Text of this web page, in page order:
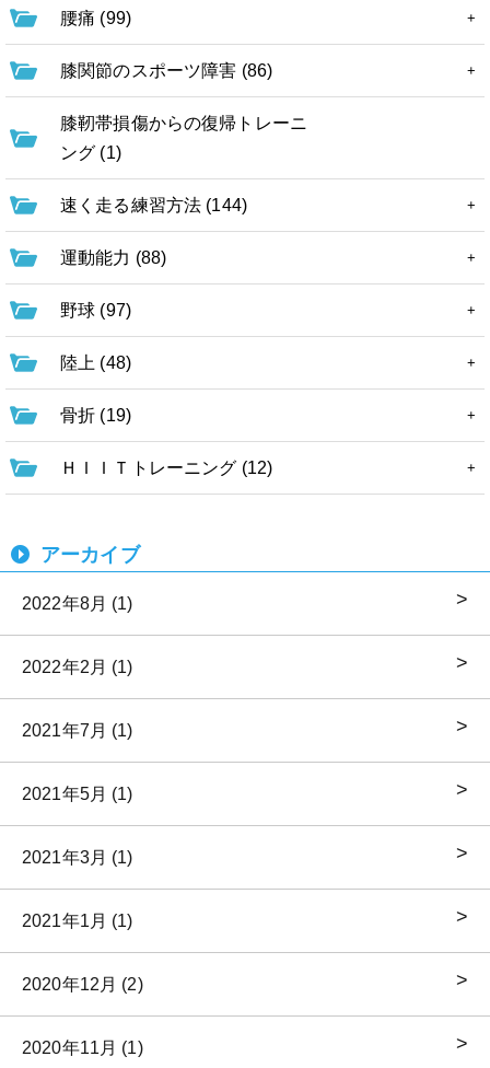
腰痛 (99)
膝関節のスポーツ障害 (86)
膝靭帯損傷からの復帰トレーニ
ング (1)
速く走る練習方法 (144)
運動能力 (88)
野球 (97)
陸上 (48)
骨折 (19)
ＨＩＩＴトレーニング (12)
アーカイブ
2022年8月 (1)
2022年2月 (1)
2021年7月 (1)
2021年5月 (1)
2021年3月 (1)
2021年1月 (1)
2020年12月 (2)
2020年11月 (1)